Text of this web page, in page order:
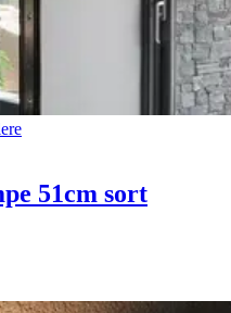
51cm sort